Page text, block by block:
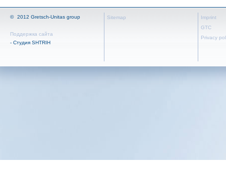
© 2012 Gretsch-Unitas group
Поддержка сайта
- Студия SHTRIH
Sitemap
Imprint
GTC
Privacy